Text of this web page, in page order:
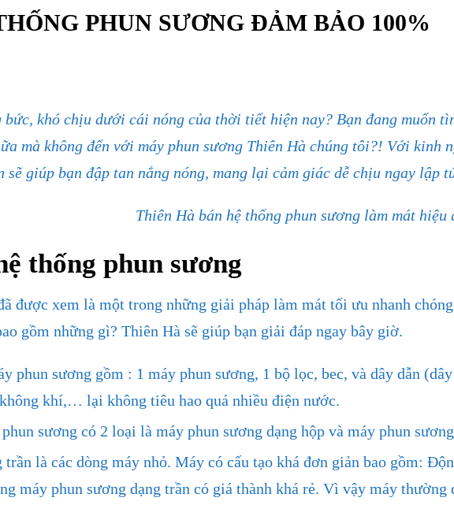
PHUN SƯƠNG ĐẢM BẢO 100%
bức, khó chịu dưới cái nóng của thời tiết hiện nay? Bạn đang muốn
mà không đến với máy phun sương Thiên Hà chúng tôi?! Với kinh
sẽ giúp bạn đập tan nắng nóng, mang lại cảm giác dễ chịu ngay lập
Thiên Hà bán hệ thống phun sương làm mát hiệu
thống phun sương
được xem là một trong những giải pháp làm mát tối ưu nhanh
gồm những gì? Thiên Hà sẽ giúp bạn giải đáp ngay bây giờ.
phun sương gồm : 1 máy phun sương, 1 bộ lọc, bec, và dây dẫn
khí,… lại không tiêu hao quá nhiều điện nước.
sương có 2 loại là máy phun sương dạng hộp và máy phun
trần là các dòng máy nhỏ. Máy có cấu tạo khá đơn giản bao gồm:
máy phun sương dạng trần có giá thành khá rẻ. Vì vậy máy